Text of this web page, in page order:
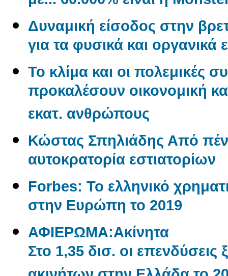
Δυναμική είσοδος στην
για τα φυσικά και οργανικά
Το κλίμα και οι πολεμικές
προκαλέσουν οικονομική
εκατ. ανθρώπους
Κώστας Σπηλιάδης Από
αυτοκρατορία εστιατορίων
Forbes: Το ελληνικό
στην Ευρώπη το 2019
ΑΦΙΕΡΩΜΑ:Aκίνητα
Στο 1,35 δισ. οι